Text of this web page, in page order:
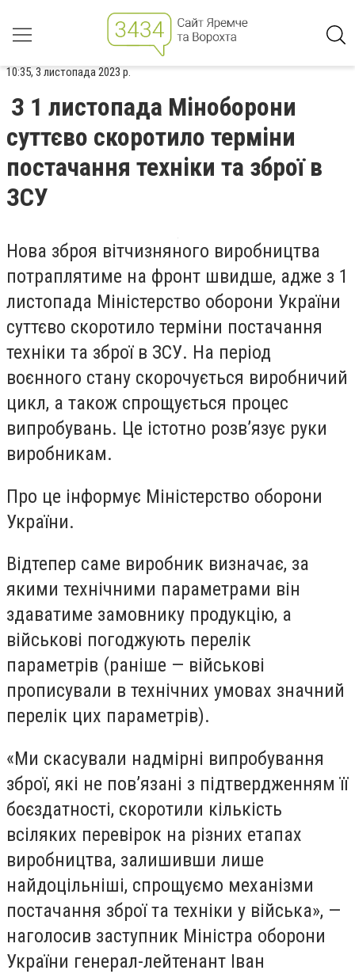
10:35, 3 листопада 2023 р.
З 1 листопада Міноборони
суттєво скоротило терміни
постачання техніки та зброї в
ЗСУ
Нова зброя вітчизняного виробництва
потраплятиме на фронт швидше, адже з 1
листопада Міністерство оборони України
суттєво скоротило терміни постачання
техніки та зброї в ЗСУ. На період
воєнного стану скорочується виробничий
цикл, а також спрощується процес
випробувань. Це істотно розв’язує руки
виробникам.
Про це інформує Міністерство оборони
України.
Відтепер саме виробник визначає, за
якими технічними параметрами він
здаватиме замовнику продукцію, а
військові погоджують перелік
параметрів (раніше — військові
прописували в технічних умовах значний
перелік цих параметрів).
«Ми скасували надмірні випробування
зброї, які не пов’язані з підтвердженням її
боєздатності, скоротили кількість
всіляких перевірок на різних етапах
виробництва, залишивши лише
найдоцільніші, спрощуємо механізми
постачання зброї та техніки у війська», —
наголосив заступник Міністра оборони
України генерал-лейтенант Іван